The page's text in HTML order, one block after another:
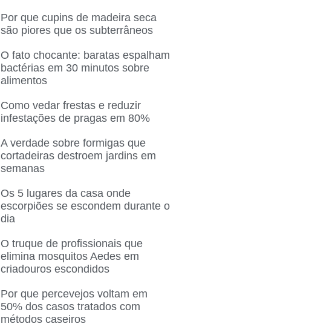
Por que cupins de madeira seca
são piores que os subterrâneos
O fato chocante: baratas espalham
bactérias em 30 minutos sobre
alimentos
Como vedar frestas e reduzir
infestações de pragas em 80%
A verdade sobre formigas que
cortadeiras destroem jardins em
semanas
Os 5 lugares da casa onde
escorpiões se escondem durante o
dia
O truque de profissionais que
elimina mosquitos Aedes em
criadouros escondidos
Por que percevejos voltam em
50% dos casos tratados com
métodos caseiros